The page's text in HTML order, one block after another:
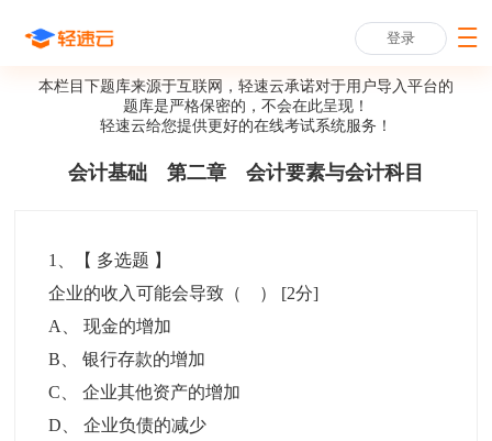
登录
本栏目下题库来源于互联网，轻速云承诺对于用户导入平台的
题库是严格保密的，不会在此呈现！
轻速云给您提供更好的在线考试系统服务！
会计基础 第二章 会计要素与会计科目
1 、【 多选题 】
企业的收入可能会导致（ ） [2分]
A
、现金的增加
B 、银行存款的增加
C 、企业其他资产的增加
D 、企业负债的减少